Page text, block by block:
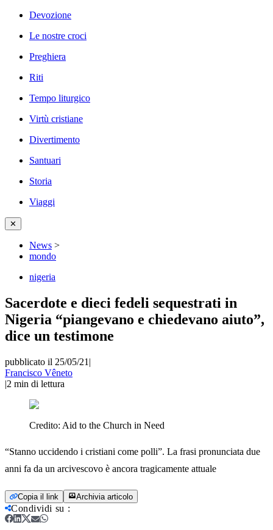
Devozione
Le nostre croci
Preghiera
Riti
Tempo liturgico
Virtù cristiane
Divertimento
Santuari
Storia
Viaggi
✕
News >
mondo
nigeria
Sacerdote e dieci fedeli sequestrati in
Nigeria “piangevano e chiedevano aiuto”,
dice un testimone
pubblicato il 25/05/21 |
Francisco Vêneto
|2 min di lettura
Credito: Aid to the Church in Need
“Stanno uccidendo i cristiani come polli”. La frasi pronunciata due
anni fa da un arcivescovo è ancora tragicamente attuale
Copia il link Archivia articolo
Condividi su :